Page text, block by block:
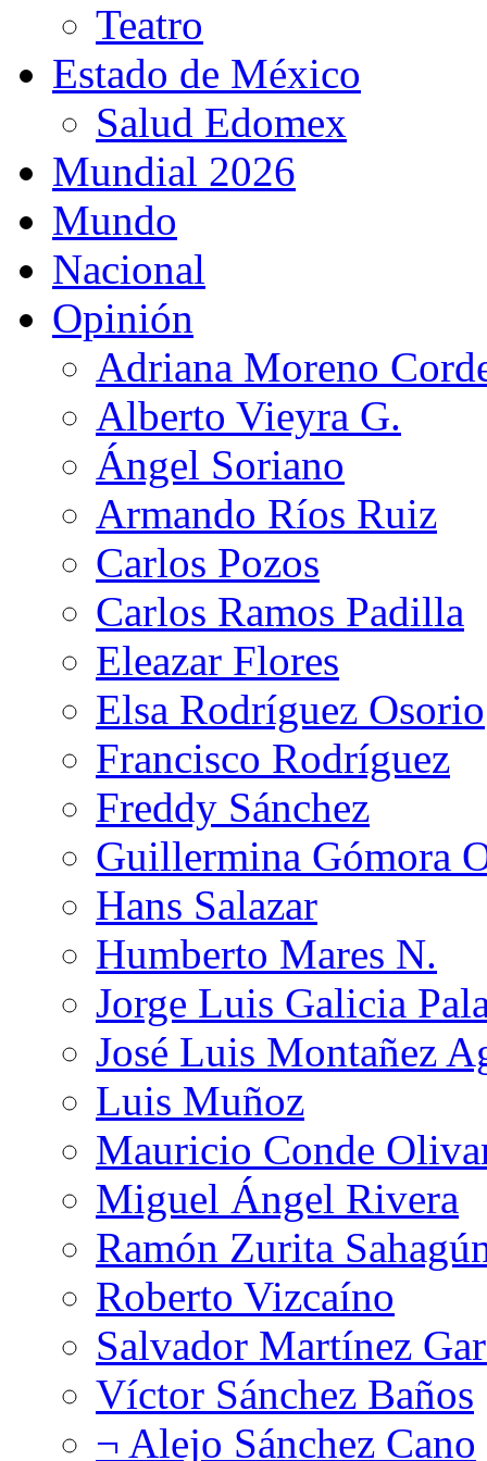
Teatro
Estado de México
Salud Edomex
Mundial 2026
Mundo
Nacional
Opinión
Adriana Moreno
Alberto Vieyra G.
Ángel Soriano
Armando Ríos Ruiz
Carlos Pozos
Carlos Ramos Padilla
Eleazar Flores
Elsa Rodríguez Osorio
Francisco Rodríguez
Freddy Sánchez
Guillermina Gómora
Hans Salazar
Humberto Mares N.
Jorge Luis Galicia
José Luis Montañez
Luis Muñoz
Mauricio Conde
Miguel Ángel Rivera
Ramón Zurita
Roberto Vizcaíno
Salvador Martínez
Víctor Sánchez Baños
¬ Alejo Sánchez Cano